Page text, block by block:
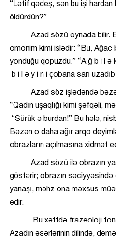
“Lətif qədeş, sən bu işi hardan
öldürdün?”
Azad sözü oynada bilir.
omonim kimi işlədir: “Bu, Ağac
yonduğu qopuzdu.” “A ğ b i l ə
b i l ə y i n i çobana sarı
Azad söz işlədəndə bəzən
“Qadın uşaqlığı kimi şəfqəli,
“Sürük ə burdan!” Bu hələ,
Bəzən o daha ağır arqo
obrazların açılmasına xidmət
Azad sözü ilə obrazın
göstərir; obrazın səciyyəsində
yanaşı, məhz ona məxsus
edir.
Bu xəttdə frazeoloji fondu
Azadın əsərlərinin dilində,